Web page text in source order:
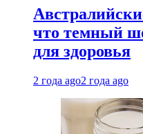
что темный
для здоровья
2 года ago2 года ago